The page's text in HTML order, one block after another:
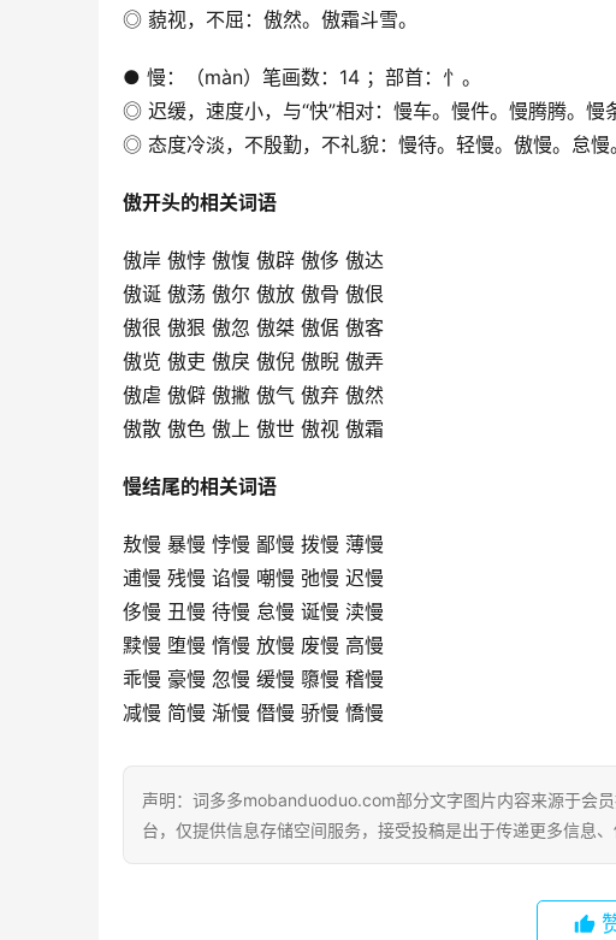
◎ 藐视，不屈：傲然。傲霜斗雪。
● 慢：（màn）笔画数：14 ；部首：忄。
◎ 迟缓，速度小，与“快”相对：慢车。慢件。慢腾腾。慢
◎ 态度冷淡，不殷勤，不礼貌：慢待。轻慢。傲慢。怠慢。
傲开头的相关词语
傲岸 傲悖 傲愎 傲辟 傲侈 傲达
傲诞 傲荡 傲尔 傲放 傲骨 傲佷
傲很 傲狠 傲忽 傲桀 傲倨 傲客
傲览 傲吏 傲戾 傲倪 傲睨 傲弄
傲虐 傲僻 傲撇 傲气 傲弃 傲然
傲散 傲色 傲上 傲世 傲视 傲霜
慢结尾的相关词语
敖慢 暴慢 悖慢 鄙慢 拨慢 薄慢
逋慢 残慢 谄慢 嘲慢 弛慢 迟慢
侈慢 丑慢 待慢 怠慢 诞慢 渎慢
黩慢 堕慢 惰慢 放慢 废慢 高慢
乖慢 豪慢 忽慢 缓慢 隳慢 稽慢
减慢 简慢 渐慢 僭慢 骄慢 憍慢
声明：词多多mobanduoduo.com部分文字图片内容来源于会
台，仅提供信息存储空间服务，接受投稿是出于传递更多信息、